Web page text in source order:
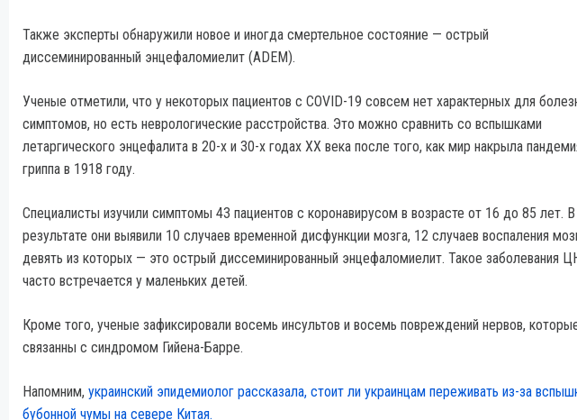
Также эксперты обнаружили новое и иногда смертельное состояние — острый
диссеминированный энцефаломиелит (ADEM).
Ученые отметили, что у некоторых пациентов с COVID-19 совсем нет характерных для
симптомов, но есть неврологические расстройства. Это можно сравнить со вспышками
летаргического энцефалита в 20-х и 30-х годах XX века после того, как мир накрыла
гриппа в 1918 году.
Специалисты изучили симптомы 43 пациентов с коронавирусом в возрасте от 16 до 85 лет. В
результате они выявили 10 случаев временной дисфункции мозга, 12 случаев воспаления
девять из которых — это острый диссеминированный энцефаломиелит. Такое заболевания
часто встречается у маленьких детей.
Кроме того, ученые зафиксировали восемь инсультов и восемь повреждений нервов,
связанны с синдромом Гийена-Барре.
Напомним, украинский эпидемиолог рассказала, стоит ли украинцам переживать из-за
бубонной чумы на севере Китая.